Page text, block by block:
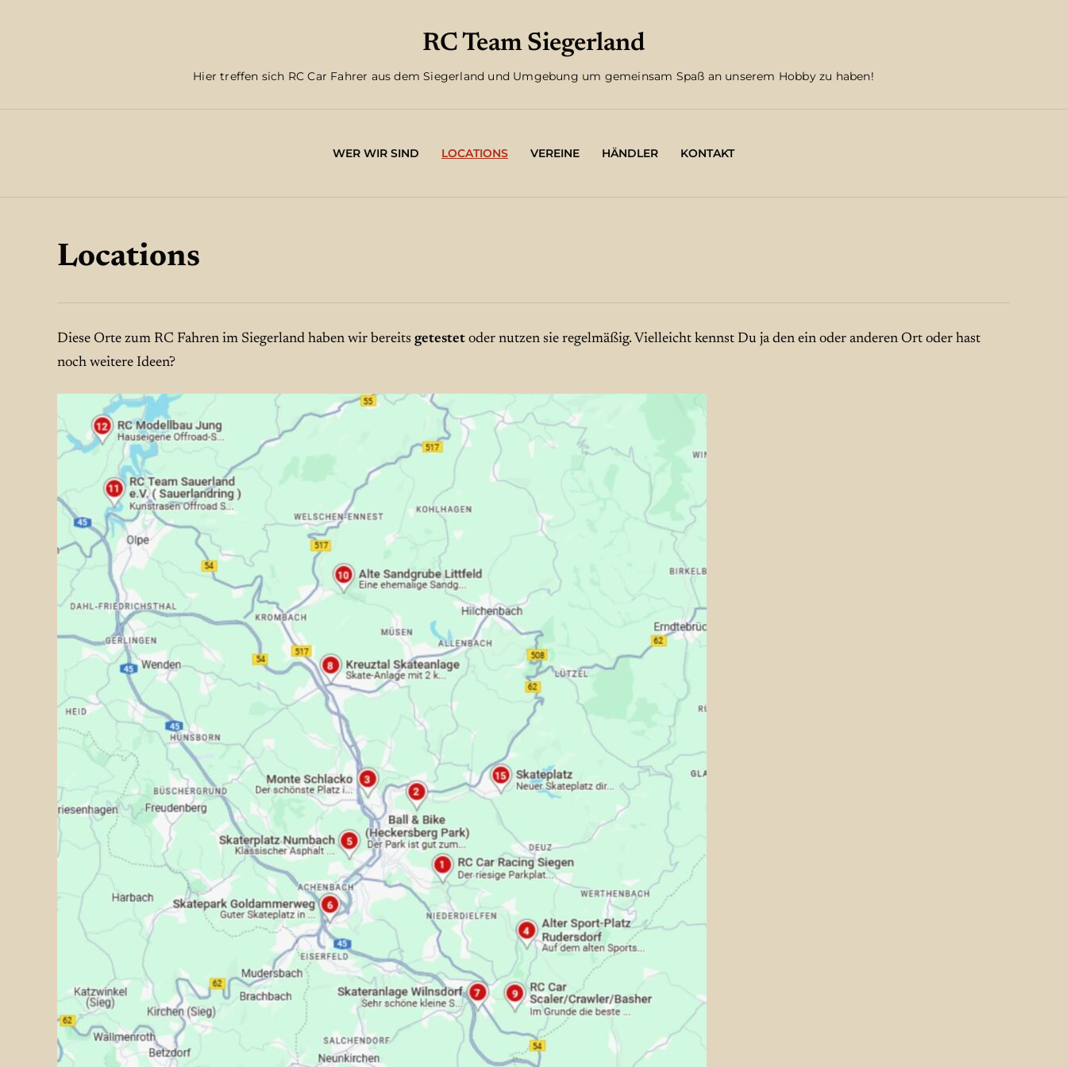
RC Team Siegerland
Hier treffen sich RC Car Fahrer aus dem Siegerland und Umgebung um gemeinsam Spaß an unserem Hobby zu haben!
WER WIR SIND LOCATIONS VEREINE HÄNDLER KONTAKT
Locations
Diese Orte zum RC Fahren im Siegerland haben wir bereits getestet oder nutzen sie regelmäßig. Vielleicht kennst Du ja den ein oder anderen Ort oder hast
noch weitere Ideen?